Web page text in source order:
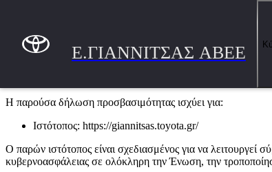
Ε.ΓΙΑΝΝΙΤΣΑΣ ΑΒΕΕ
Δήλωση προσβασιμότητας
Η παρούσα δήλωση προσβασιμότητας ισχύει για τον
Η παρούσα δήλωση προσβασιμότητας ισχύει για:
Ιστότοπος: https://giannitsas.toyota.gr/
Ο παρών ιστότοπος είναι σχεδιασμένος για να
κυβερνοασφάλειας σε ολόκληρη την Ένωση, την